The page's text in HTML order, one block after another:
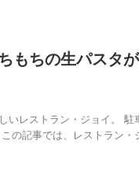
もちの生パスタ
いレストラン・ジョイ。 駐
の記事では、レストラン